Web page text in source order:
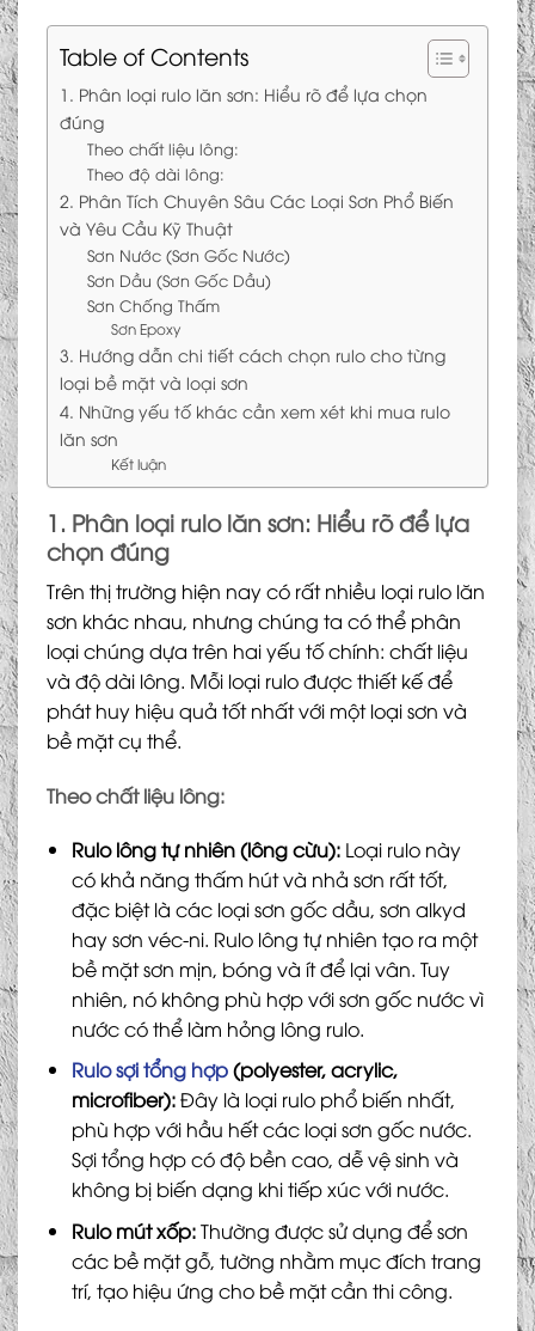
Table of Contents
1. Phân loại rulo lăn sơn: Hiểu rõ để lựa chọn
đúng
Theo chất liệu lông:
Theo độ dài lông:
2. Phân Tích Chuyên Sâu Các Loại Sơn Phổ Biến
và Yêu Cầu Kỹ Thuật
Sơn Nước (Sơn Gốc Nước)
Sơn Dầu (Sơn Gốc Dầu)
Sơn Chống Thấm
Sơn Epoxy
3. Hướng dẫn chi tiết cách chọn rulo cho từng
loại bề mặt và loại sơn
4. Những yếu tố khác cần xem xét khi mua rulo
lăn sơn
Kết luận
1. Phân loại rulo lăn sơn: Hiểu rõ để lựa
chọn đúng
Trên thị trường hiện nay có rất nhiều loại rulo lăn
sơn khác nhau, nhưng chúng ta có thể phân
loại chúng dựa trên hai yếu tố chính: chất liệu
và độ dài lông. Mỗi loại rulo được thiết kế để
phát huy hiệu quả tốt nhất với một loại sơn và
bề mặt cụ thể.
Theo chất liệu lông:
Rulo lông tự nhiên (lông cừu):Loại rulo này
có khả năng thấm hút và nhả sơn rất tốt,
đặc biệt là các loại sơn gốc dầu, sơn alkyd
hay sơn véc-ni. Rulo lông tự nhiên tạo ra một
bề mặt sơn mịn, bóng và ít để lại vân. Tuy
nhiên, nó không phù hợp với sơn gốc nước vì
nước có thể làm hỏng lông rulo.
Rulo sợi tổng hợp(polyester, acrylic,
microfiber):Đây là loại rulo phổ biến nhất,
phù hợp với hầu hết các loại sơn gốc nước.
Sợi tổng hợp có độ bền cao, dễ vệ sinh và
không bị biến dạng khi tiếp xúc với nước.
Rulo mút xốp:Thường được sử dụng để sơn
các bề mặt gỗ, tường nhằm mục đích trang
trí, tạo hiệu ứng cho bề mặt cần thi công.